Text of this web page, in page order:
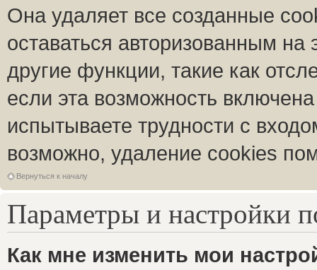
Она удаляет все созданные
оставаться авторизованным
другие функции, такие как
если эта возможность
испытываете трудности с
возможно, удаление cookies
Вернуться к началу
Параметры и настройки
Как мне изменить мои